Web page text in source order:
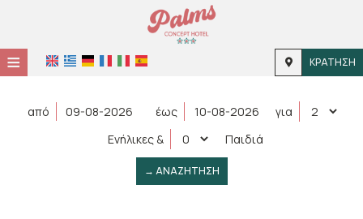
≡ ΚΡΆΤΗΣΗ
ΤΟΠΟΘΕΣΊΑ
ΔΙΑΜΟΝΉ
από έως
για
Ενήλικες & Παιδιά
→ ΑΝΑΖΉΤΗΣΗ